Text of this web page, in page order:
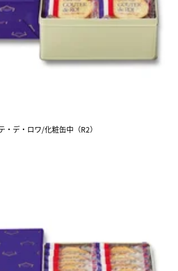
・デ・ロワ/化粧缶中（R2）